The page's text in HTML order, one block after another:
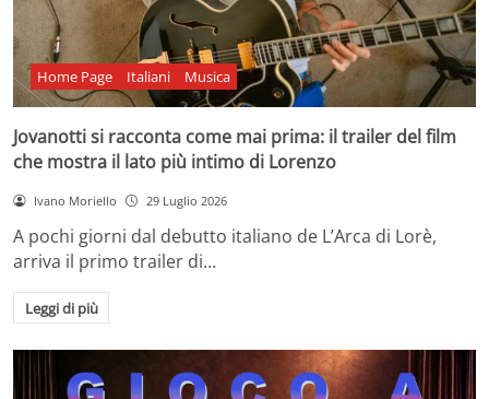
Home Page Italiani Musica
Jovanotti si racconta come mai prima: il trailer del film
che mostra il lato più intimo di Lorenzo
Ivano Moriello 29 Luglio 2026
A pochi giorni dal debutto italiano de L’Arca di Lorè,
arriva il primo trailer di…
Leggi di più